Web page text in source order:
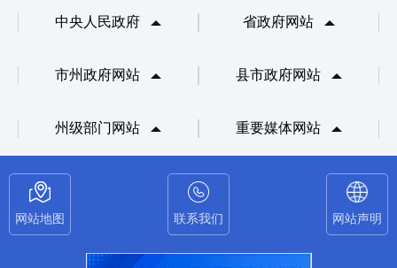
中央人民政府 省政府网站
市州政府网站 县市政府网站
州级部门网站 重要媒体网站
网站地图 联系我们 网站声明